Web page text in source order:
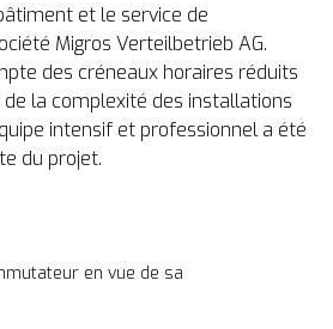
et le service de
Migros Verteilbetrieb AG.
des créneaux horaires réduits
la complexité des installations
intensif et professionnel a été
du projet.
en vue de sa